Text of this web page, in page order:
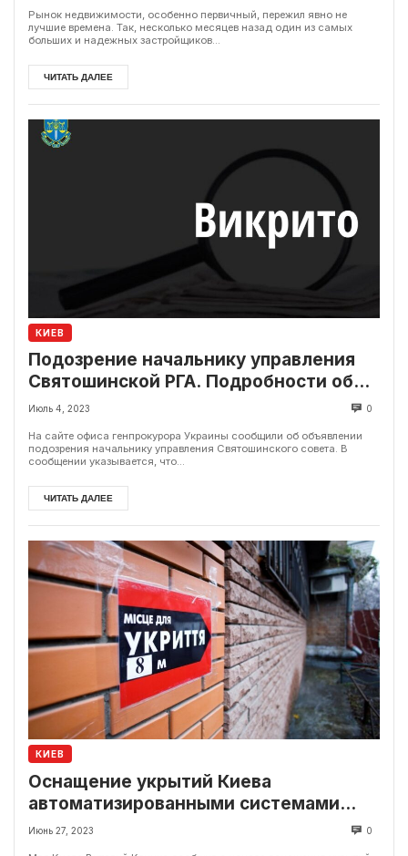
Рынок недвижимости, особенно первичный, пережил явно не
лучшие времена. Так, несколько месяцев назад один из самых
больших и надежных застройщиков...
ЧИТАТЬ ДАЛЕЕ
КИЕВ
Подозрение начальнику управления
Святошинской РГА. Подробности об
инциденте
Июль 4, 2023 0
На сайте офиса генпрокурора Украины сообщили об объявлении
подозрения начальнику управления Святошинского совета. В
сообщении указывается, что...
ЧИТАТЬ ДАЛЕЕ
КИЕВ
Оснащение укрытий Киева
автоматизированными системами
открытия. Процесс начат
Июнь 27, 2023 0